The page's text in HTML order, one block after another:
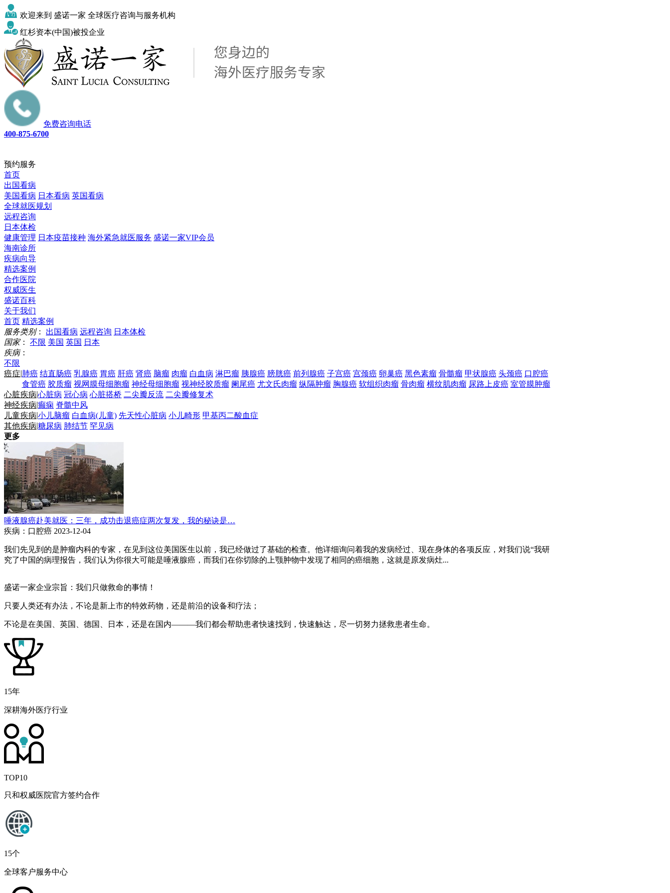
欢迎来到 盛诺一家 全球医疗咨询与服务机构
红杉资本(中国)被投企业
免费咨询电话
400-875-6700
预约服务
首页
出国看病
美国看病 日本看病 英国看病
全球就医规划
远程咨询
日本体检
健康管理 日本疫苗接种 海外紧急就医服务 盛诺一家VIP会员
海南诊所
疾病向导
精选案例
合作医院
权威医生
盛诺百科
关于我们
首页 精选案例
服务类别： 出国看病 远程咨询 日本体检
国家： 不限 美国 英国 日本
疾病：
不限
癌症|肺癌 结直肠癌 乳腺癌 胃癌 肝癌 肾癌 脑瘤 肉瘤 白血病 淋巴瘤 胰腺癌 膀胱癌 前列腺癌 子宫癌 宫颈癌 卵巢癌 黑色素瘤 骨髓瘤 甲状腺癌 头颈癌 口腔癌
食管癌 胶质瘤 视网膜母细胞瘤 神经母细胞瘤 视神经胶质瘤 阑尾癌 尤文氏肉瘤 纵隔肿瘤 胸腺癌 软组织肉瘤 骨肉瘤 横纹肌肉瘤 尿路上皮癌 室管膜肿瘤
心脏疾病|心脏病 冠心病 心脏搭桥 二尖瓣反流 二尖瓣修复术
神经疾病|癫痫 脊髓中风
儿童疾病|小儿脑瘤 白血病(儿童) 先天性心脏病 小儿畸形 甲基丙二酸血症
其他疾病|糖尿病 肺结节 罕见病
更多
唾液腺癌赴美就医：三年，成功击退癌症两次复发，我的秘诀是…
疾病：口腔癌 2023-12-04
我们先见到的是肿瘤内科的专家，在见到这位美国医生以前，我已经做过了基础的检查。他详细询问着我的发病经过、现在身体的各项反应，对我们说“我研
究了中国的病理报告，我们认为你很大可能是唾液腺癌，而我们在你切除的上颚肿物中发现了相同的癌细胞，这就是原发病灶...
盛诺一家企业宗旨：我们只做救命的事情！
只要人类还有办法，不论是新上市的特效药物，还是前沿的设备和疗法；
不论是在美国、英国、德国、日本，还是在国内———我们都会帮助患者快速找到，快速触达，尽一切努力拯救患者生命。
15年
深耕海外医疗行业
TOP10
只和权威医院官方签约合作
15个
全球客户服务中心